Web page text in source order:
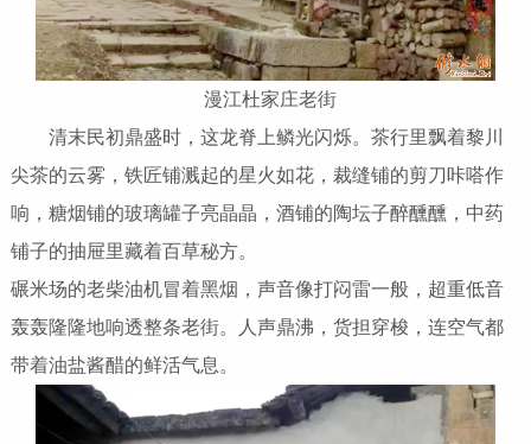
漫江杜家庄老街
清末民初鼎盛时，这龙脊上鳞光闪烁。茶行里飘着黎川
尖茶的云雾，铁匠铺溅起的星火如花，裁缝铺的剪刀咔嗒作
响，糖烟铺的玻璃罐子亮晶晶，酒铺的陶坛子醉醺醺，中药
铺子的抽屉里藏着百草秘方。
碾米场的老柴油机冒着黑烟，声音像打闷雷一般，超重低音
轰轰隆隆地响透整条老街。人声鼎沸，货担穿梭，连空气都
带着油盐酱醋的鲜活气息。